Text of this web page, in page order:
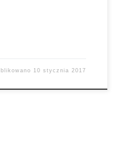
10 stycznia 2017